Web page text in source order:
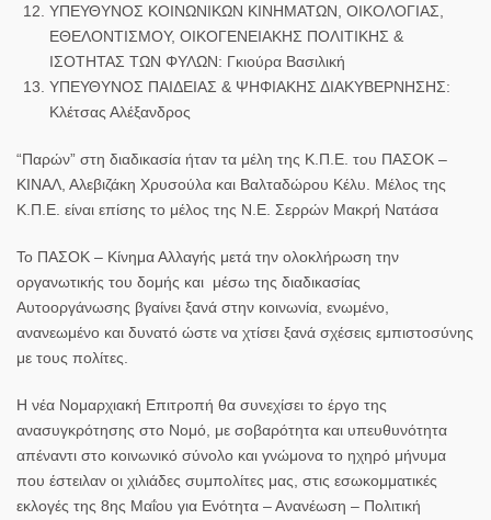
ΥΠΕΥΘΥΝΟΣ ΚΟΙΝΩΝΙΚΩΝ ΚΙΝΗΜΑΤΩΝ, ΟΙΚΟΛΟΓΙΑΣ,
ΕΘΕΛΟΝΤΙΣΜΟΥ, ΟΙΚΟΓΕΝΕΙΑΚΗΣ ΠΟΛΙΤΙΚΗΣ &
ΙΣΟΤΗΤΑΣ ΤΩΝ ΦΥΛΩΝ: Γκιούρα Βασιλική
ΥΠΕΥΘΥΝΟΣ ΠΑΙΔΕΙΑΣ & ΨΗΦΙΑΚΗΣ ΔΙΑΚΥΒΕΡΝΗΣΗΣ:
Κλέτσας Αλέξανδρος
“Παρών” στη διαδικασία ήταν τα μέλη της Κ.Π.Ε. του ΠΑΣΟΚ –
ΚΙΝΑΛ, Αλεβιζάκη Χρυσούλα και Βαλταδώρου Κέλυ. Μέλος της
Κ.Π.Ε. είναι επίσης το μέλος της Ν.Ε. Σερρών Μακρή Νατάσα
Το ΠΑΣΟΚ – Κίνημα Αλλαγής μετά την ολοκλήρωση την
οργανωτικής του δομής και μέσω της διαδικασίας
Αυτοοργάνωσης βγαίνει ξανά στην κοινωνία, ενωμένο,
ανανεωμένο και δυνατό ώστε να χτίσει ξανά σχέσεις εμπιστοσύνης
με τους πολίτες.
Η νέα Νομαρχιακή Επιτροπή θα συνεχίσει το έργο της
ανασυγκρότησης στο Νομό, με σοβαρότητα και υπευθυνότητα
απέναντι στο κοινωνικό σύνολο και γνώμονα το ηχηρό μήνυμα
που έστειλαν οι χιλιάδες συμπολίτες μας, στις εσωκομματικές
εκλογές της 8ης Μαΐου για Ενότητα – Ανανέωση – Πολιτική